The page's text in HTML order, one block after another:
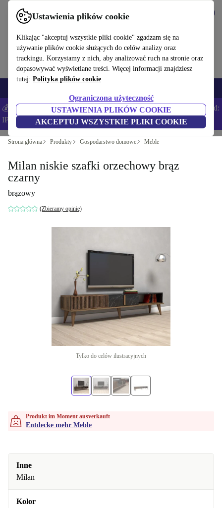
Ustawienia plików cookie
Klikając "akceptuj wszystkie pliki cookie" zgadzam się na
używanie plików cookie służących do celów analizy oraz
trackingu. Korzystamy z nich, aby analizować ruch na stronie oraz
dopasowywać wyświetlane treści. Więcej informacji znajdziesz
tutaj: Polityka plików cookie
Ograniczona użyteczność
USTAWIENIA PLIKÓW COOKIE
AKCEPTUJ WSZYSTKIE PLIKI COOKIE
Korzystaj z refurbed szybko i łatwo
💰Zaoszczędź DODATKOWE 5% na wszystkich iPhone’ach – Kod:
IPHONEDEAL –Regulamin
Strona główna Produkty Gospodarstwo domowe Meble
Milan niskie szafki orzechowy brąz
czarny
brązowy
(Zbieramy opinie)
Tylko do celów ilustracyjnych
Produkt im Moment ausverkauft
Entdecke mehr Meble
Inne
Milan
Kolor